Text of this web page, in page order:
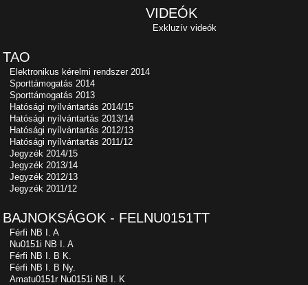
VIDEÓK
Exkluzív videók
TAO
Elektronikus kérelmi rendszer 2014
Sporttámogatás 2014
Sporttámogatás 2013
Hatósági nyílvántartás 2014/15
Hatósági nyílvántartás 2013/14
Hatósági nyílvántartás 2012/13
Hatósági nyílvántartás 2011/12
Jegyzék 2014/15
Jegyzék 2013/14
Jegyzék 2012/13
Jegyzék 2011/12
BAJNOKSÁGOK - FELNU0151TT
Férfi NB I. A
Nu0151i NB I. A
Férfi NB I. B K.
Férfi NB I. B Ny.
Amatu0151r Nu0151i NB I. K